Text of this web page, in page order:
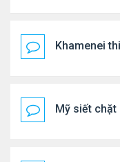
Khamenei
Mỹ siết chặt